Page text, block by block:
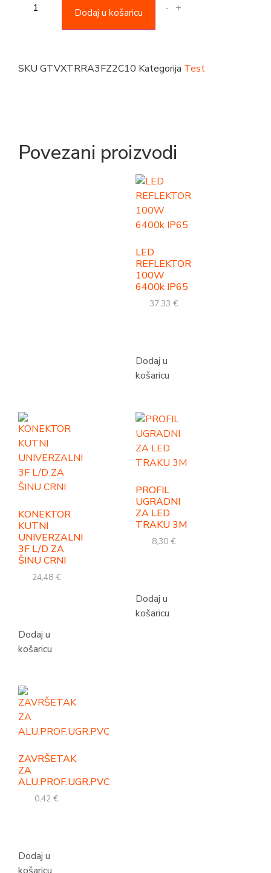
- +
Dodaj u košaricu
SKU GTVXTRRA3FZ2C10 Kategorija Test
Povezani proizvodi
LED
REFLEKTOR
100W
6400k IP65
37,33€
Dodaj u
košaricu
KONEKTOR
KUTNI
UNIVERZALNI
3F L/D ZA
ŠINU CRNI
24,48€
Dodaj u
košaricu
PROFIL
UGRADNI
ZA LED
TRAKU 3M
8,30€
Dodaj u
košaricu
ZAVRŠETAK
ZA
ALU.PROF.UGR.PVC
0,42€
Dodaj u
košaricu